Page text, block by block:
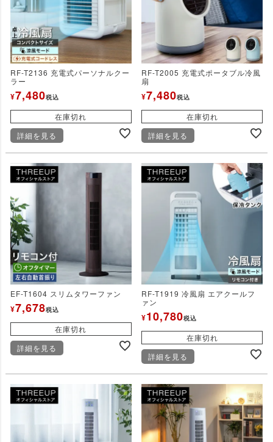
RF-T2136 充電式パーソナルクー
ラー
¥7,480税込
在庫切れ
詳細を見る
RF-T2005 充電式ポータブル冷風
扇
¥7,480税込
在庫切れ
詳細を見る
EF-T1604 スリムタワーファン
¥7,678税込
在庫切れ
詳細を見る
RF-T1919 冷風扇 エアクールフ
ァン
¥10,780税込
在庫切れ
詳細を見る